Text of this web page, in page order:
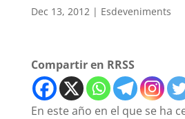
Dec 13, 2012| Esdeveniments
Compartir en RRSS
En este año en el que se ha